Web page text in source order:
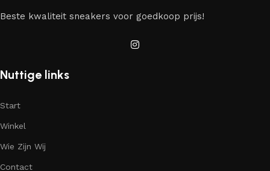
Beste kwaliteit sneakers voor goedkoop prijs!
Nuttige links
Start
Winkel
Wie Zijn Wij
Contact